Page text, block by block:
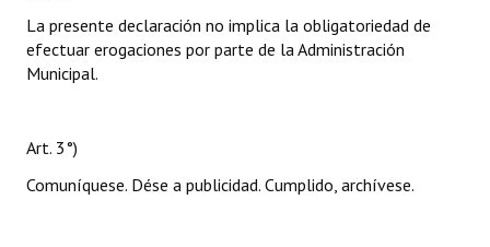
La presente declaración no implica la obligatoriedad de
efectuar erogaciones por parte de la Administración
Municipal.
Art. 3°)
Comuníquese. Dése a publicidad. Cumplido, archívese.